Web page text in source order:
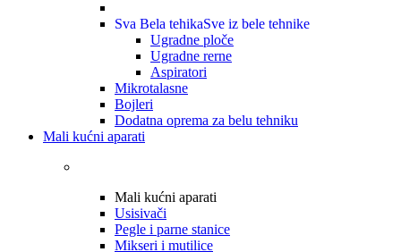
Sva Bela tehikaSve iz bele tehnike
Ugradne ploče
Ugradne rerne
Aspiratori
Mikrotalasne
Bojleri
Dodatna oprema za belu tehniku
Mali kućni aparati
Mali kućni aparati
Usisivači
Pegle i parne stanice
Mikseri i mutilice